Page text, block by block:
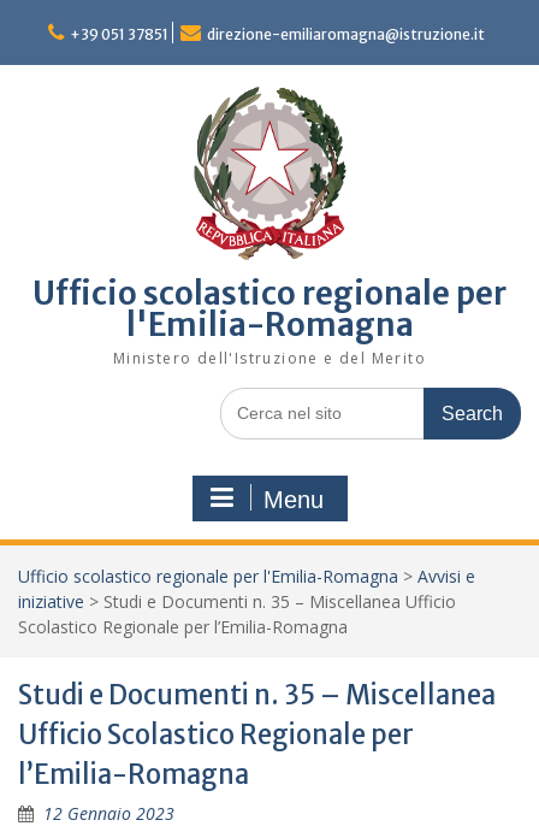
content
+39 051 37851 direzione-emiliaromagna@istruzione.it
Ufficio scolastico regionale per
l'Emilia-Romagna
Ministero dell'Istruzione e del Merito
Search
for:
Menu
Ufficio scolastico regionale per l'Emilia-Romagna > Avvisi e
iniziative > Studi e Documenti n. 35 – Miscellanea Ufficio
Scolastico Regionale per l’Emilia-Romagna
Studi e Documenti n. 35 – Miscellanea
Ufficio Scolastico Regionale per
l’Emilia-Romagna
12 Gennaio 2023